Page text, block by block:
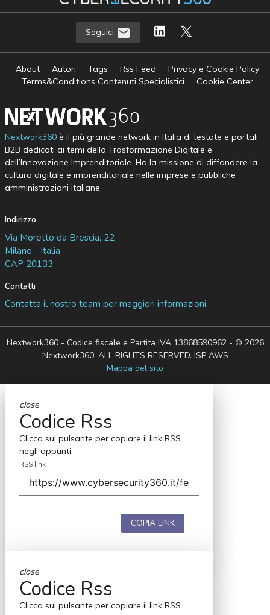
Seguici
About Autori Tags Rss Feed
Privacy e Cookie Policy
Terms&Conditions Contenuti Specialistici
Cookie Center
Nextwork360è il più grande network in Italia di testate e portali
B2B dedicati ai temi della Trasformazione Digitale e
dell’Innovazione Imprenditoriale. Ha la missione di diffondere la
cultura digitale e imprenditoriale nelle imprese e pubbliche
amministrazioni italiane.
Indirizzo
Via Moretto da Brescia, 22
Milano - Italia
CAP 20133
Contatti
Contatta il nostro team per maggiori informazioni
Nextwork360 - Codice fiscale e Partita IVA 13868590962 - © 2026
Nextwork360. ALL RIGHTS RESERVED. ISP AWS
Mappa del sito
close
Codice Rss
Clicca sul pulsante per copiare il link RSS
negli appunti.
RSS link
COPIA LINK
close
Codice Rss
Clicca sul pulsante per copiare il link RSS